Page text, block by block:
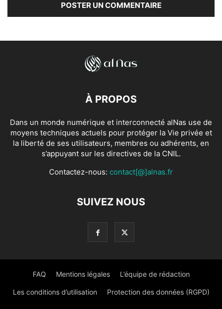
À PROPOS
Dans un monde numérique et interconnecté alNas use de
moyens techniques actuels pour protéger la Vie privée et
la liberté de ses utilisateurs, membres ou adhérents, en
s’appuyant sur les directives de la CNIL.
Contactez-nous: contact[@]alnas.fr
SUIVEZ NOUS
FAQ Mentions légales L’équipe de rédaction
Les conditions d’utilisation Protection des données (RGPD)